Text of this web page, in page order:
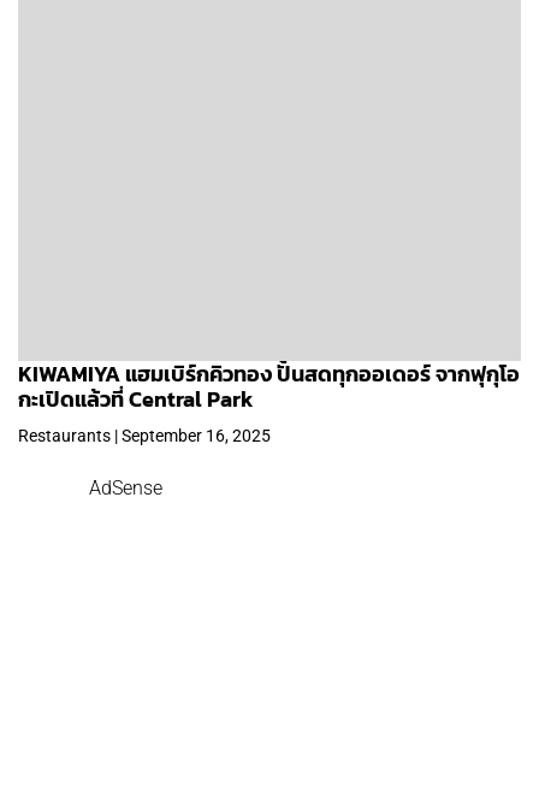
KIWAMIYA แฮมเบิร์กคิวทอง ปั้นสดทุกออเดอร์ จากฟุกุโอ
กะเปิดแล้วที่ Central Park
Restaurants | September 16, 2025
AdSense